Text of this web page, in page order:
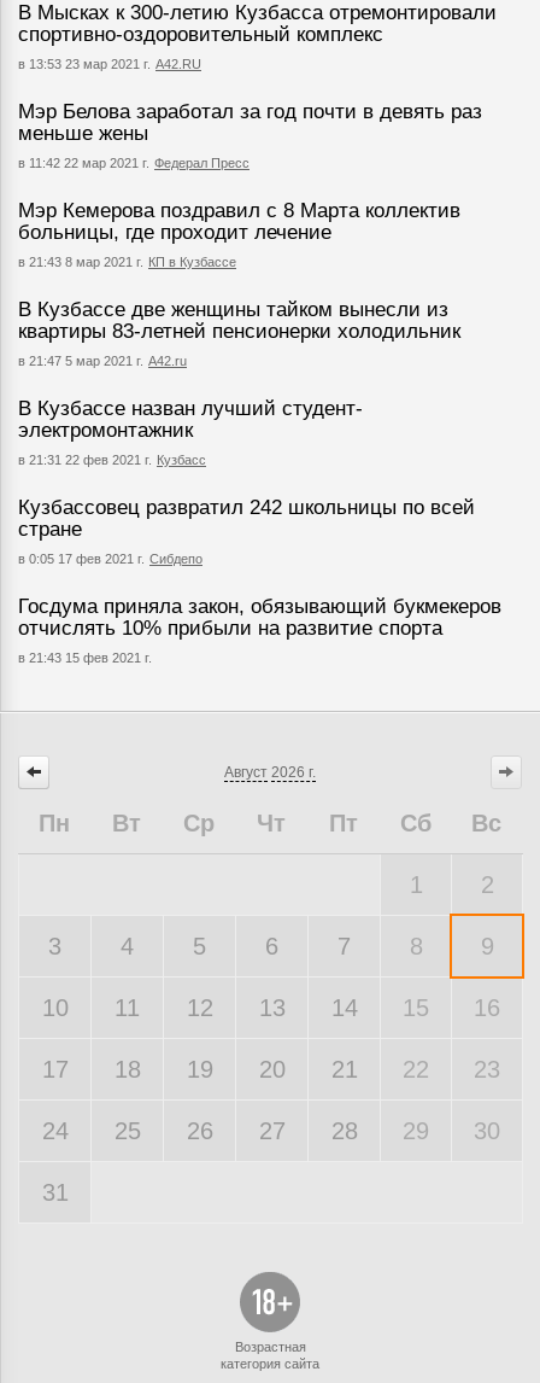
В Мысках к 300-летию Кузбасса отремонтировали
спортивно-оздоровительный комплекс
в 13:53 23 мар 2021 г. А42.RU
Мэр Белова заработал за год почти в девять раз
меньше жены
в 11:42 22 мар 2021 г. Федерал Пресс
Мэр Кемерова поздравил с 8 Марта коллектив
больницы, где проходит лечение
в 21:43 8 мар 2021 г. КП в Кузбассе
В Кузбассе две женщины тайком вынесли из
квартиры 83-летней пенсионерки холодильник
в 21:47 5 мар 2021 г. А42.ru
В Кузбассе назван лучший студент-
электромонтажник
в 21:31 22 фев 2021 г. Кузбасс
Кузбассовец развратил 242 школьницы по всей
стране
в 0:05 17 фев 2021 г. Сибдепо
Госдума приняла закон, обязывающий букмекеров
отчислять 10% прибыли на развитие спорта
в 21:43 15 фев 2021 г.
Август 2026 г.
Пн Вт Ср Чт Пт Сб Вс
1 2
3 4 5 6 7 8 9
10 11 12 13 14 15 16
17 18 19 20 21 22 23
24 25 26 27 28 29 30
31
Возрастная
категория сайта